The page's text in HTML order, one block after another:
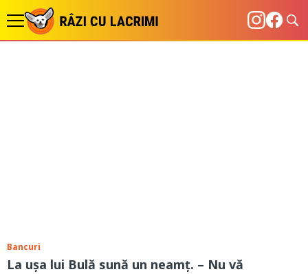
Bancuri
La uşa lui Bulă sună un neamţ. – Nu vă